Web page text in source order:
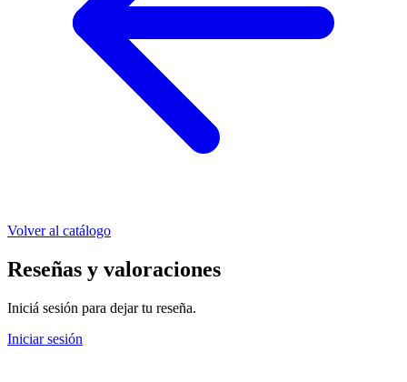
Volver al catálogo
Reseñas y valoraciones
Iniciá sesión para dejar tu reseña.
Iniciar sesión